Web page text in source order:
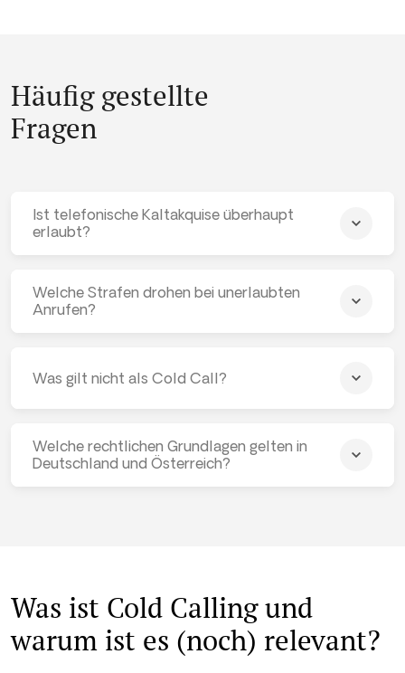
Häufig gestellte
Fragen
Ist telefonische Kaltakquise überhaupt
erlaubt?
Welche Strafen drohen bei unerlaubten
Anrufen?
Was gilt nicht als Cold Call?
Welche rechtlichen Grundlagen gelten in
Deutschland und Österreich?
Was ist Cold Calling und
warum ist es (noch) relevant?